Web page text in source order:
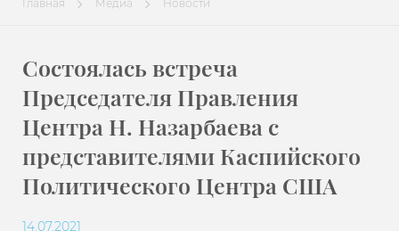
Главная Медиа Новости
Состоялась встреча
Председателя Правления
Центра Н. Назарбаева с
представителями Каспийского
Политического Центра США
14.07.2021